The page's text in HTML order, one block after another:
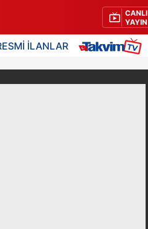
CANLI
YAYIN
İLANLAR